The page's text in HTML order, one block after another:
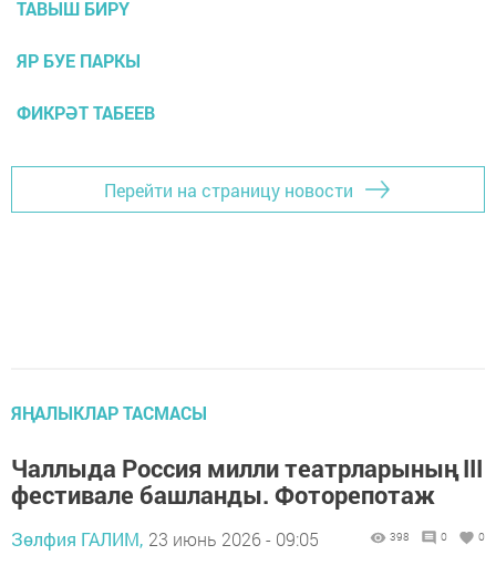
ТАВЫШ БИРҮ
ЯР БУЕ ПАРКЫ
ФИКРӘТ ТАБЕЕВ
Перейти на страницу новости
ЯҢАЛЫКЛАР ТАСМАСЫ
Чаллыда Россия милли театрларының III
фестивале башланды. Фоторепотаж
Зөлфия ГАЛИМ, 23 июнь 2026 - 09:05 398 0 0